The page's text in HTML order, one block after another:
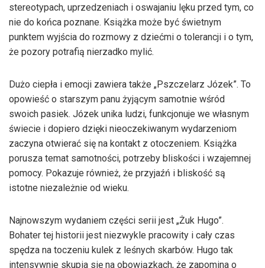
stereotypach, uprzedzeniach i oswajaniu lęku przed tym, co
nie do końca poznane. Książka może być świetnym
punktem wyjścia do rozmowy z dziećmi o tolerancji i o tym,
że pozory potrafią nierzadko mylić.
Dużo ciepła i emocji zawiera także „Pszczelarz Józek”. To
opowieść o starszym panu żyjącym samotnie wśród
swoich pasiek. Józek unika ludzi, funkcjonuje we własnym
świecie i dopiero dzięki nieoczekiwanym wydarzeniom
zaczyna otwierać się na kontakt z otoczeniem. Książka
porusza temat samotności, potrzeby bliskości i wzajemnej
pomocy. Pokazuje również, że przyjaźń i bliskość są
istotne niezależnie od wieku.
Najnowszym wydaniem części serii jest „Żuk Hugo”.
Bohater tej historii jest niezwykle pracowity i cały czas
spędza na toczeniu kulek z leśnych skarbów. Hugo tak
intensywnie skupia się na obowiązkach, że zapomina o